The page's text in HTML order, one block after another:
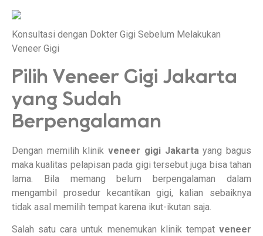
Konsultasi dengan Dokter Gigi Sebelum Melakukan
Veneer Gigi
Pilih Veneer Gigi Jakarta
yang Sudah
Berpengalaman
Dengan memilih klinikveneer gigi Jakartayang bagus
maka kualitas pelapisan pada gigi tersebut juga bisa tahan
lama. Bila memang belum berpengalaman dalam
mengambil prosedur kecantikan gigi, kalian sebaiknya
tidak asal memilih tempat karena ikut-ikutan saja.
Salah satu cara untuk menemukan klinik tempat veneer